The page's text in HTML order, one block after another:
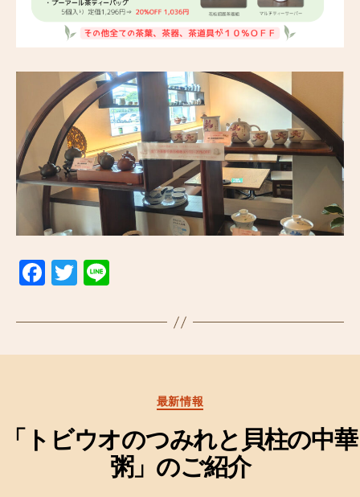
F
c
e
o
k
T
tt
er
e
カ
テ
ゴ
リ
ー
最新情報
「トビウオのつみれと貝柱の中華
粥」のご紹介